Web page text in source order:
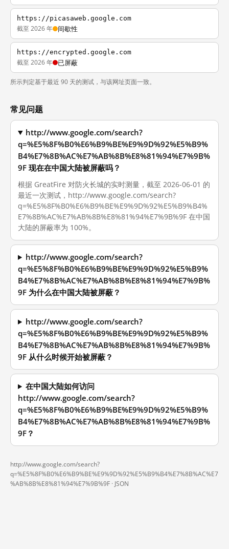
https://picasaweb.google.com
截至 2026 年 间歇性
https://encrypted.google.com
截至 2026 年 已屏蔽
所示判定基于最近 90 天的测试，与该网址页面一致。
常见问题
http://www.google.com/search?
q=%E5%8F%B0%E6%B9%BE%E9%9D%92%E5%B9%
B4%E7%8B%AC%E7%AB%8B%E8%81%94%E7%9B%
9F 现在在中国大陆被屏蔽吗？
根据 GreatFire 对防火长城的实时测量，截至 2026-06-01 的
最近一次测试，http://www.google.com/search?
q=%E5%8F%B0%E6%B9%BE%E9%9D%92%E5%B9%B4%
E7%8B%AC%E7%AB%8B%E8%81%94%E7%9B%9F 在中国
大陆的屏蔽率为 100%。
http://www.google.com/search?
q=%E5%8F%B0%E6%B9%BE%E9%9D%92%E5%B9%
B4%E7%8B%AC%E7%AB%8B%E8%81%94%E7%9B%
9F 为什么在中国大陆被屏蔽？
http://www.google.com/search?
q=%E5%8F%B0%E6%B9%BE%E9%9D%92%E5%B9%
B4%E7%8B%AC%E7%AB%8B%E8%81%94%E7%9B%
9F 从什么时候开始被屏蔽？
在中国大陆如何访问
http://www.google.com/search?
q=%E5%8F%B0%E6%B9%BE%E9%9D%92%E5%B9%
B4%E7%8B%AC%E7%AB%8B%E8%81%94%E7%9B%
9F？
http://www.google.com/search?
q=%E5%8F%B0%E6%B9%BE%E9%9D%92%E5%B9%B4%E7%8B%AC%E7
%AB%8B%E8%81%94%E7%9B%9F · JSON